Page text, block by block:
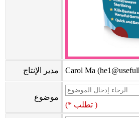
مدير الإنتاج Carol Ma (
موضوع
(* تطلب )